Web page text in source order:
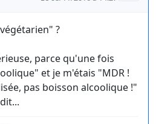
?
parce qu'une fois
et je m'étais "MDR !
pas boisson alcoolique !"